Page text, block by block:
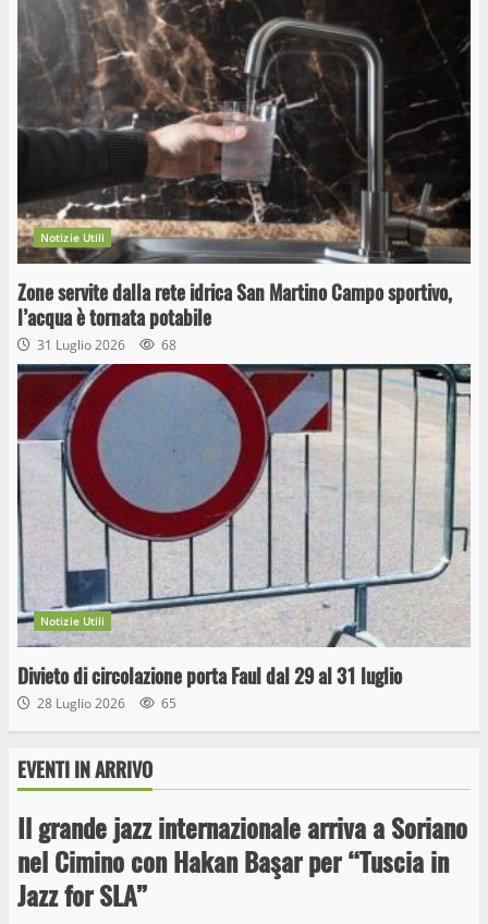
Notizie Utili
Zone servite dalla rete idrica San Martino Campo sportivo,
l’acqua è tornata potabile
31 Luglio 2026 68
Notizie Utili
Divieto di circolazione porta Faul dal 29 al 31 luglio
28 Luglio 2026 65
EVENTI IN ARRIVO
Il grande jazz internazionale arriva a Soriano
nel Cimino con Hakan Başar per “Tuscia in
Jazz for SLA”
3
Wiplanet Baseball supera il Napoli
9 Maggio 2023